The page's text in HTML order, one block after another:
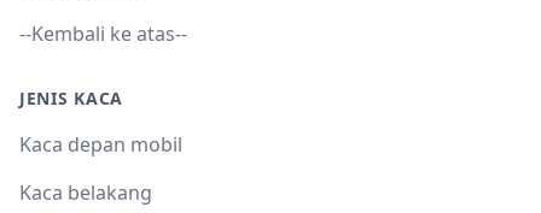
--Kembali ke atas--
JENIS KACA
Kaca depan mobil
Kaca belakang